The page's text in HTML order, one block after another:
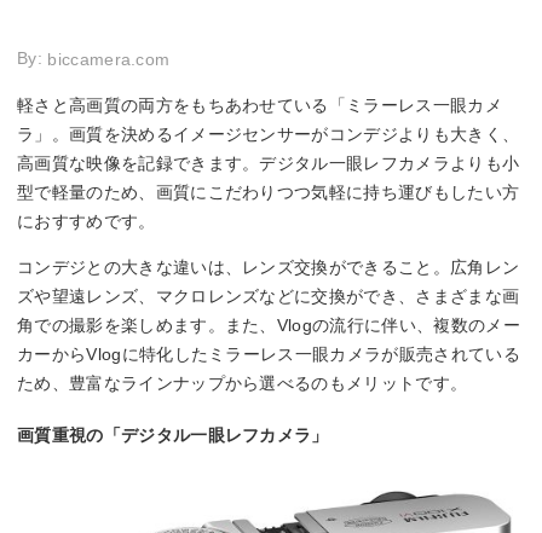
By: biccamera.com
軽さと高画質の両方をもちあわせている「ミラーレス一眼カメ
ラ」。画質を決めるイメージセンサーがコンデジよりも大きく、
高画質な映像を記録できます。デジタル一眼レフカメラよりも小
型で軽量のため、画質にこだわりつつ気軽に持ち運びもしたい方
におすすめです。
コンデジとの大きな違いは、レンズ交換ができること。広角レン
ズや望遠レンズ、マクロレンズなどに交換ができ、さまざまな画
角での撮影を楽しめます。また、Vlogの流行に伴い、複数のメー
カーからVlogに特化したミラーレス一眼カメラが販売されている
ため、豊富なラインナップから選べるのもメリットです。
画質重視の「デジタル一眼レフカメラ」